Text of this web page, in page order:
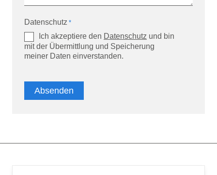
Datenschutz *
Ich akzeptiere den Datenschutz und bin
mit der Übermittlung und Speicherung
meiner Daten einverstanden.